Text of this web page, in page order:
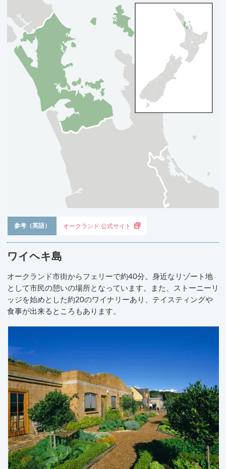
参考（英語） オークランド 公式サイト
ワイヘキ島
オークランド市街からフェリーで約40分。身近なリゾート地
として市民の憩いの場所となっています。また、ストーニーリ
ッジを始めとした約20のワイナリーあり、テイスティングや
食事が出来るところもあります。